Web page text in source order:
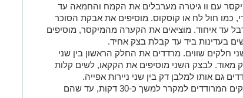
עם וו גיטרה מערבלים את הקמח והחמאה עד
כמו חול לח או קוסקוס. מוסיפים את אבקת הסוכר
עד איחוד. מוציאים את הקערה מהמיקסר, מוסיפים
בעדינות ביד עד קבלת בצק אחיד.
חלקים שווים. מרדדים את החלק הראשון בין שני
מאוד. לבצק השני מוסיפים את הקקאו, לשים קלות
גם אותו למלבן דק בין שני ניירות אפייה.
מכניסים את שני הבצקים המרודדים למקרר למשך כ-30 דקות, עד שהם